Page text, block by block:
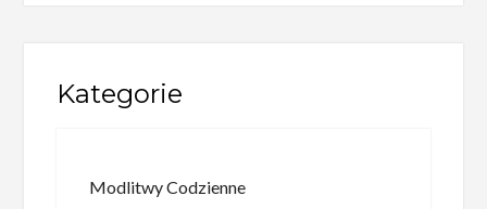
Kategorie
Modlitwy Codzienne